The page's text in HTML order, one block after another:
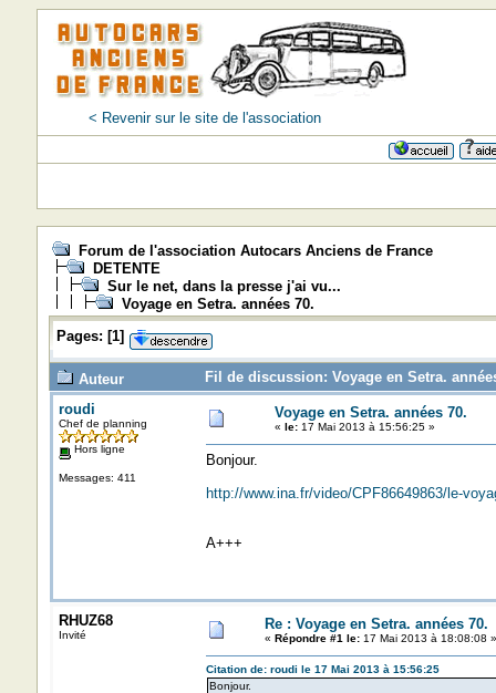
< Revenir sur le site de l'association
Forum de l'association Autocars Anciens de France
DETENTE
Sur le net, dans la presse j'ai vu...
Voyage en Setra. années 70.
Pages: [1]
Auteur
Fil de discussion: Voyage en Setra.
roudi
Chef de planning
Hors ligne
Messages: 411
Voyage en Setra. années 70.
« le:17 Mai 2013 à 15:56:25 »
Bonjour.
http://www.ina.fr/video/CPF86649863/le-
A+++
RHUZ68
Invité
Re : Voyage en Setra. années 70.
« Répondre #1 le:17 Mai 2013 à 18:08:08 »
Citation de: roudi le 17 Mai 2013 à 15:56:25
Bonjour.